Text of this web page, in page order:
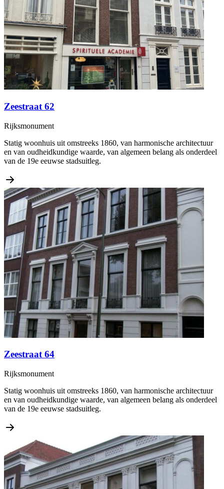
Zeestraat 62
Rijksmonument
Statig woonhuis uit omstreeks 1860, van harmonische architectuur
en van oudheidkundige waarde, van algemeen belang als onderdeel
van de 19e eeuwse stadsuitleg.
Zeestraat 64
Rijksmonument
Statig woonhuis uit omstreeks 1860, van harmonische architectuur
en van oudheidkundige waarde, van algemeen belang als onderdeel
van de 19e eeuwse stadsuitleg.